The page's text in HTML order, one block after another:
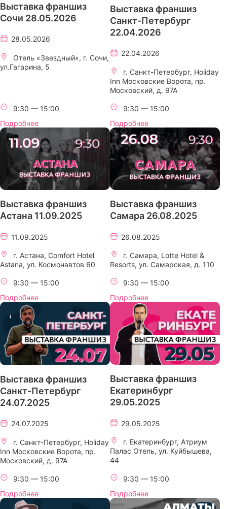
Выставка франшиз
Сочи 28.05.2026
28.05.2026
Отель «Звездный», г. Сочи,
ул.Гагарина, 5
9:30 — 15:00
Подробнее
Выставка франшиз
Санкт-Петербург
22.04.2026
22.04.2026
г. Санкт-Петербург, Holiday
Inn Московские Ворота, пр.
Московский, д. 97А
9:30 — 15:00
Подробнее
Выставка франшиз
Астана 11.09.2025
11.09.2025
г. Астана, Comfort Hotel
Astana, ул. Космонавтов 60
9:30 — 15:00
Подробнее
Выставка франшиз
Самара 26.08.2025
26.08.2025
г. Самара, Lotte Hotel &
Resorts, ул. Самарская, д. 110
9:30 — 15:00
Подробнее
Выставка франшиз
Санкт-Петербург
24.07.2025
24.07.2025
г. Санкт-Петербург, Holiday
Inn Московские Ворота, пр.
Московский, д. 97А
9:30 — 15:00
Подробнее
Выставка франшиз
Екатеринбург
29.05.2025
29.05.2025
г. Екатеринбург, Атриум
Палас Отель, ул. Куйбышева,
44
9:30 — 15:00
Подробнее